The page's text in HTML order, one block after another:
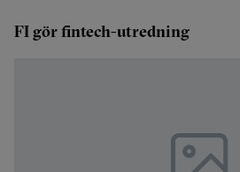
FI gör fintech-utredning